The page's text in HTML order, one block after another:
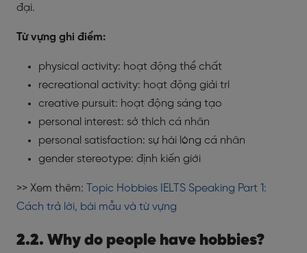
đại.
Từ vựng ghi điểm:
physical activity: hoạt động thể chất
recreational activity: hoạt động giải trí
creative pursuit: hoạt động sáng tạo
personal interest: sở thích cá nhân
personal satisfaction: sự hài lòng cá nhân
gender stereotype: định kiến giới
>> Xem thêm:
Topic Hobbies IELTS Speaking Part 1:
Cách trả lời, bài mẫu và từ vựng
2.2. Why do people have hobbies?